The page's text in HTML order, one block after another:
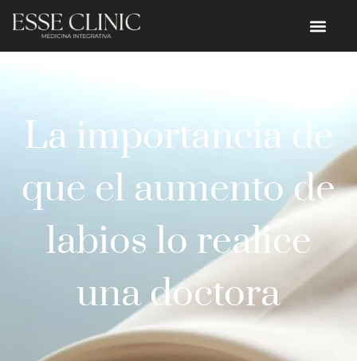
La importancia de
que el aumento de
labios lo realice
una doctora